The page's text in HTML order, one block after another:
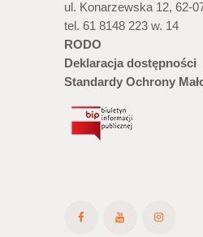
ul. Konarzewska 12, 62-
tel. 61 8148 223 w. 14
RODO
Deklaracja dostępności
Standardy Ochrony